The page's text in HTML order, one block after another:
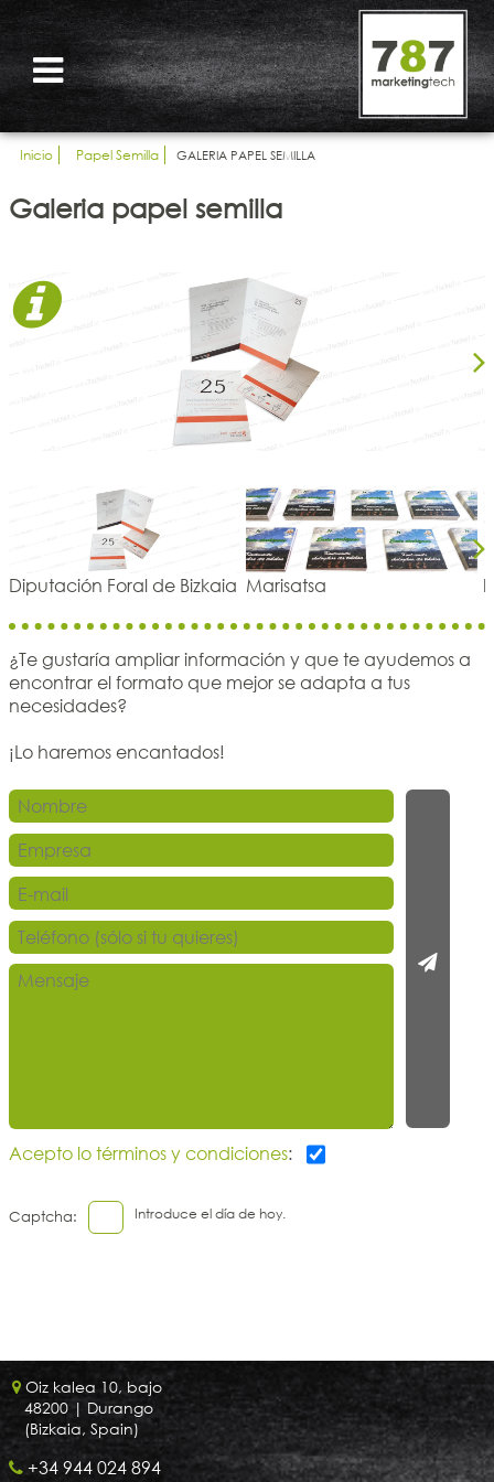
Inicio Papel Semilla GALERIA PAPEL SEMILLA
Galeria papel semilla
Diputación Foral de Bizkaia Marisatsa
¿Te gustaría ampliar información y que te ayudemos a
encontrar el formato que mejor se adapta a tus
necesidades?
¡Lo haremos encantados!
Acepto lo términos y condiciones:
Captcha: Introduce el día de hoy.
Oiz kalea 10, bajo
48200 | Durango
(Bizkaia, Spain)
+34 944 024 894